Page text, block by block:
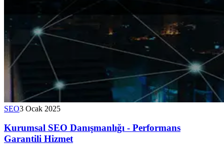
SEO3 Ocak 2025
Kurumsal SEO Danışmanlığı - Performans
Garantili Hizmet